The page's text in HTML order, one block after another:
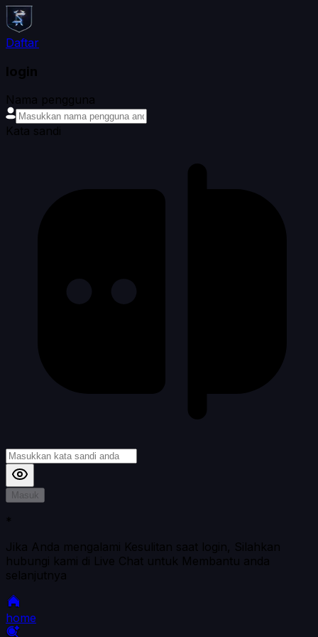
Daftar
login
Nama pengguna
Kata sandi
Masuk
*
Jika Anda mengalami Kesulitan saat login, Silahkan
hubungi kami di Live Chat untuk Membantu anda
selanjutnya
home